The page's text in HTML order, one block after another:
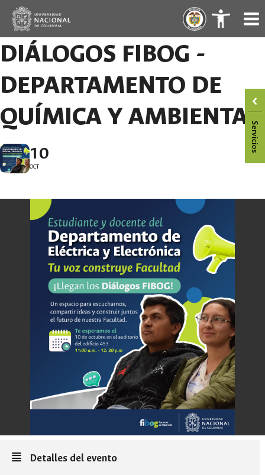
Saltar
contenido
. .
DIÁLOGOS FIBOG -
DEPARTAMENTO DE
QUÍMICA Y AMBIENTAL
10
OCT
Detalles del evento